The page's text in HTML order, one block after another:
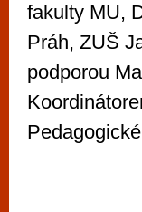
fakulty MU,
Práh, ZUŠ
podporou